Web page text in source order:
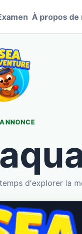
À propos de
d'explorer la